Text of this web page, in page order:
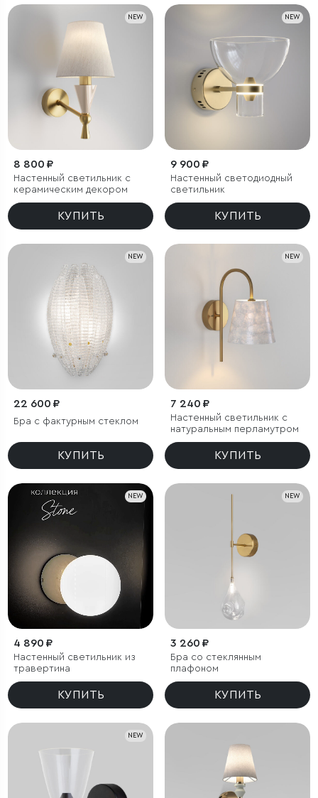
NEW
8 800 ₽
Настенный светильник с
керамическим декором
КУПИТЬ
NEW
9 900 ₽
Настенный светодиодный
светильник
КУПИТЬ
NEW
22 600 ₽
Бра с фактурным стеклом
КУПИТЬ
NEW
7 240 ₽
Настенный светильник с
натуральным перламутром
КУПИТЬ
NEW
4 890 ₽
Настенный светильник из
травертина
КУПИТЬ
NEW
3 260 ₽
Бра со стеклянным
плафоном
КУПИТЬ
NEW